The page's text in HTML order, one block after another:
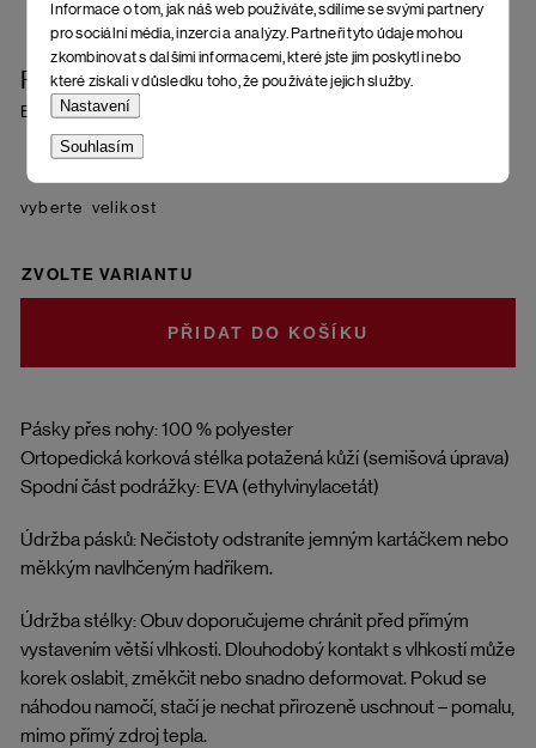
Informace o tom, jak náš web používáte, sdílíme se svými partnery
pro sociální média, inzerci a analýzy. Partneři tyto údaje mohou
zkombinovat s dalšími informacemi, které jste jim poskytli nebo
které získali v důsledku toho, že používáte jejich služby.
Nastavení
Souhlasím
Pánské sandály Ballo
Black
Pásky přes nohy: 100 % polyester
Ortopedická korková stélka potažená kůží (semišová úprava)
Spodní část podrážky: EVA (ethylvinylacetát)
Údržba pásků: Nečistoty odstraníte jemným kartáčkem nebo
měkkým navlhčeným hadříkem.
Údržba stélky: Obuv doporučujeme chránit před přímým
vystavením větší vlhkosti. Dlouhodobý kontakt s vlhkostí může
korek oslabit, změkčit nebo snadno deformovat. Pokud se
náhodou namočí, stačí je nechat přirozeně uschnout – pomalu,
mimo přímý zdroj tepla.
velikost
ZVOLTE VARIANTU
DO KOŠÍKU